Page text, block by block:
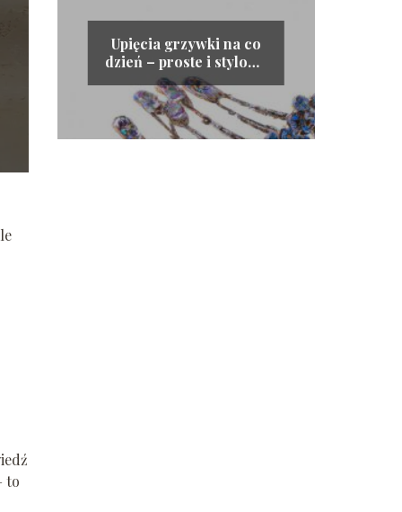
to
Upięcia grzywki na co
dzień – proste i stylowe
pomysły na codzienne
fryzury